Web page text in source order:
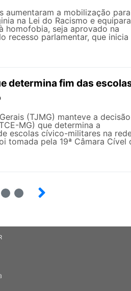
aumentaram a mobilização
na Lei do Racismo e
homofobia, seja aprovado na
recesso parlamentar, que inicia
determina fim das
(TJMG) manteve a
MG) que determina a
escolas cívico-militares na
tomada pela 19ª Câmara Cível